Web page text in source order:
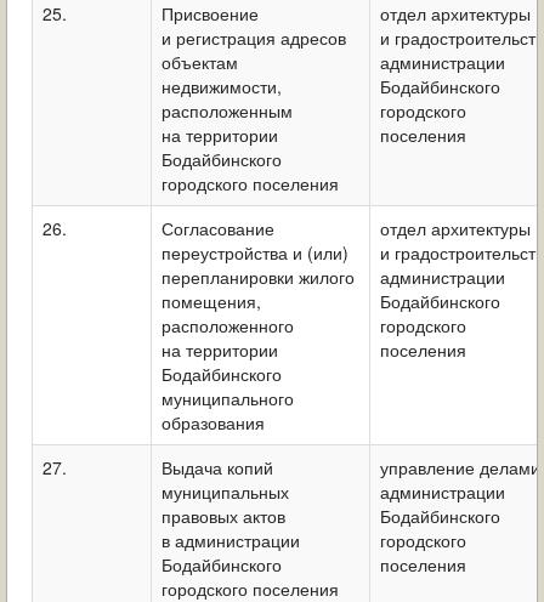
25.
Присвоение
и регистрация адресов
объектам
недвижимости,
расположенным
на территории
Бодайбинского
городского поселения
отдел архитектуры
и
администрации
Бодайбинского
городского
поселения
26.
Согласование
переустройства и (или)
перепланировки жилого
помещения,
расположенного
на территории
Бодайбинского
муниципального
образования
отдел архитектуры
и
администрации
Бодайбинского
городского
поселения
27.
Выдача копий
муниципальных
правовых актов
в администрации
Бодайбинского
городского поселения
управление делами
администрации
Бодайбинского
городского
поселения